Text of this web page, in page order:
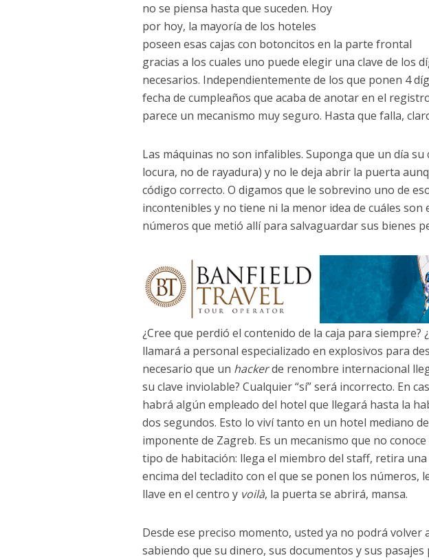
no se piensa hasta que suceden. Hoy
por hoy, la mayoría de los hoteles
poseen esas cajas con botoncitos en la parte frontal
gracias a los cuales uno puede elegir una clave de los
necesarios. Independientemente de los que ponen 4
fecha de cumpleaños que acaba de anotar en el
parece un mecanismo muy seguro. Hasta que falla,
Las máquinas no son infalibles. Suponga que un día su
locura, no de rayadura) y no le deja abrir la puerta
código correcto. O digamos que le sobrevino uno de
incontenibles y no tiene ni la menor idea de cuáles son
números que metió allí para salvaguardar sus bienes
¿Cree que perdió el contenido de la caja para siempre?
llamará a personal especializado en explosivos para
necesario que un hackerde renombre internacional
su clave inviolable? Cualquier “sí” será incorrecto. En
habrá algún empleado del hotel que llegará hasta la
dos segundos. Esto lo viví tanto en un hotel mediano
imponente de Zagreb. Es un mecanismo que no conoce
tipo de habitación: llega el miembro del staff, retira
encima del tecladito con el que se ponen los números,
llave en el centro y voilà, la puerta se abrirá, mansa.
Desde ese preciso momento, usted ya no podrá volver
sabiendo que su dinero, sus documentos y sus pasajes